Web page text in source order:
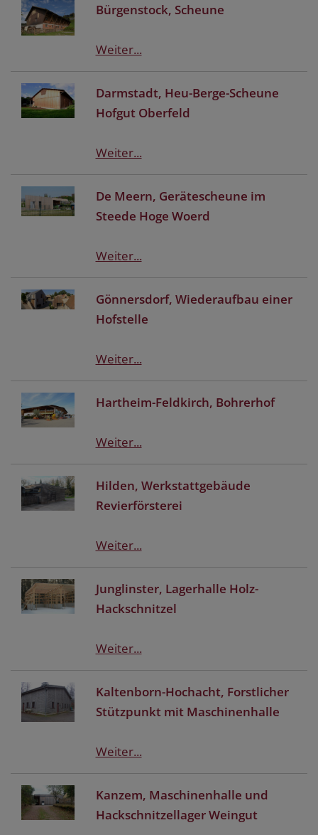
Bürgenstock, Scheune
Weiter...
Darmstadt, Heu-Berge-Scheune
Hofgut Oberfeld
Weiter...
De Meern, Gerätescheune im
Steede Hoge Woerd
Weiter...
Gönnersdorf, Wiederaufbau einer
Hofstelle
Weiter...
Hartheim-Feldkirch, Bohrerhof
Weiter...
Hilden, Werkstattgebäude
Revierförsterei
Weiter...
Junglinster, Lagerhalle Holz-
Hackschnitzel
Weiter...
Kaltenborn-Hochacht, Forstlicher
Stützpunkt mit Maschinenhalle
Weiter...
Kanzem, Maschinenhalle und
Hackschnitzellager Weingut